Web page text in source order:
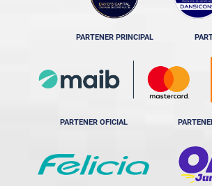
PARTENER PRINCIPAL
PARTENER OFICIAL